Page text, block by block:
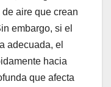
aire que crean
embargo, si el
adecuada, el
hacia
que afecta